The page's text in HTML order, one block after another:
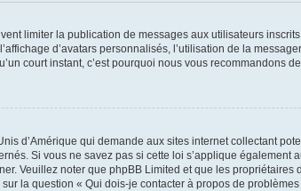
limiter la publication de messages aux utilisateurs
d’avatars personnalisés, l’utilisation de la
court instant, c’est pourquoi nous vous recommandons de
d’Amérique qui demande aux sites internet collectant
Si vous ne savez pas si cette loi s’applique également
Veuillez noter que phpBB Limited et que les propriétaires
la question « Qui dois-je contacter à propos de problèmes